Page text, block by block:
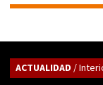
ACTUALIDAD /